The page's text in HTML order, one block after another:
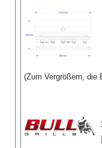
(Zum Vergrößern, die